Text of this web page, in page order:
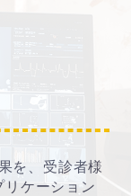
を、受診者様
ケーション